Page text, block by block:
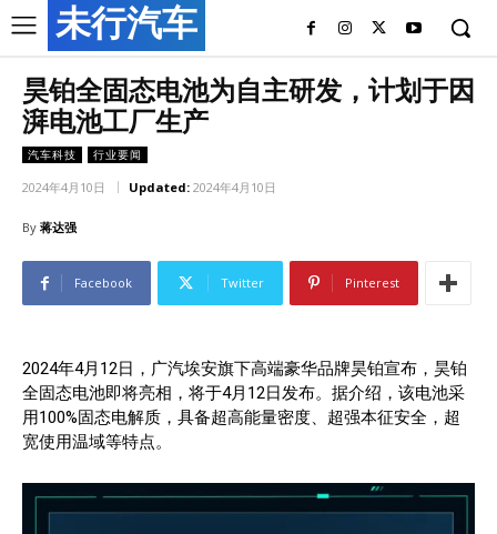
未行汽车
昊铂全固态电池为自主研发，计划于因
湃电池工厂生产
汽车科技 行业要闻
2024年4月10日 Updated: 2024年4月10日
By 蒋达强
Facebook Twitter Pinterest
2024年4月12日，广汽埃安旗下高端豪华品牌昊铂宣布，昊铂
全固态电池即将亮相，将于4月12日发布。据介绍，该电池采
用100%固态电解质，具备超高能量密度、超强本征安全，超
宽使用温域等特点。